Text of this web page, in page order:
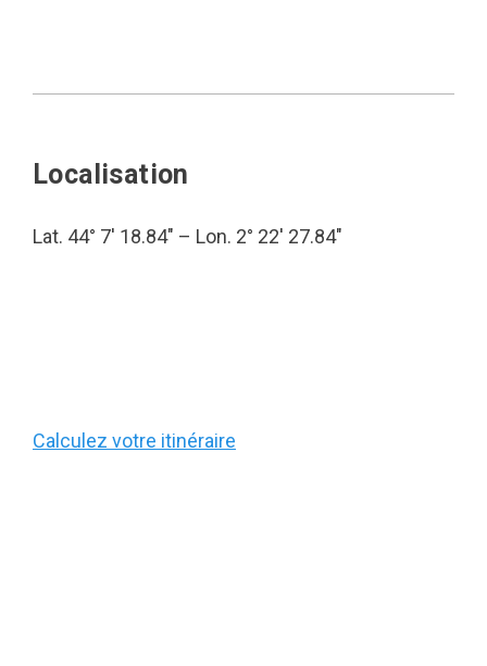
Localisation
Lat. 44° 7′ 18.84″ – Lon. 2° 22′ 27.84″
Calculez votre itinéraire